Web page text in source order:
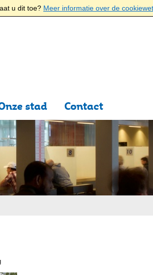
u dit toe? Meer informatie over de cookiewet
stad Contact